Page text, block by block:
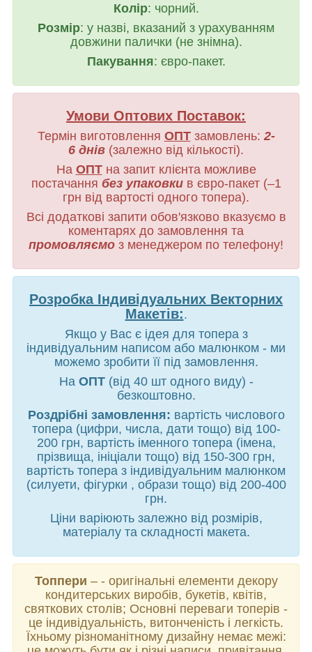
Колір: чорний.
Розмір: у назві, вказаний з урахуванням
довжини палички (не знімна).
Пакування: євро-пакет.
Умови Оптових Поставок:
Термін виготовлення ОПТзамовлень: 2-
6 днів (залежно від кількості).
На ОПТна запит клієнта можливе
постачання без упаковкив євро-пакет (–1
грн від вартості одного топера).
Всі додаткові запити обов'язково вказуємо в
коментарях до замовлення та
промовляємо з менеджером по телефону!
Розробка Індивідуальних Векторних
Макетів:.
Якщо у Вас є ідея для топера з
індивідуальним написом або малюнком - ми
можемо зробити її під замовлення.
На ОПТ(від 40 шт одного виду) -
безкоштовно.
Роздрібні замовлення: вартість числового
топера (цифри, числа, дати тощо) від 100-
200 грн, вартість іменного топера (імена,
прізвища, ініціали тощо) від 150-300 грн,
вартість топера з індивідуальним малюнком
(силуети, фігурки , образи тощо) від 200-400
грн.
Ціни варіюють залежно від розмірів,
матеріалу та складності макета.
Топпери – - оригінальні елементи декору
кондитерських виробів, букетів, квітів,
святкових столів; Основні переваги топерів -
це індивідуальність, витонченість і легкість.
Їхньому різноманітному дизайну немає межі: